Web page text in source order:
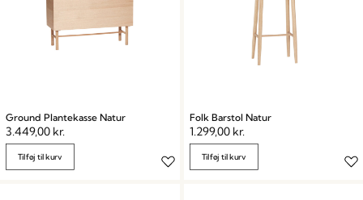
Ground Plantekasse Natur
3.449,00 kr.
Tilføj til kurv
Folk Barstol Natur
1.299,00 kr.
Tilføj til kurv